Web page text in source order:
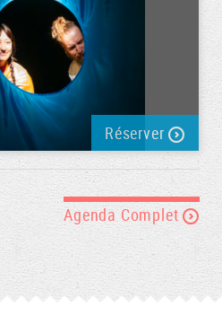
Réserver
Agenda Complet